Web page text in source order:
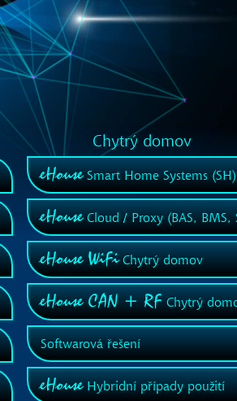
Chytrý domov
eHouseSmart Home Systems (SH)
eHouseCloud / Proxy (BAS, BMS,
eHouse WiFiChytrý domov
eHouse CAN + RFChytrý
Softwarová řešení
eHouseHybridní případy použití